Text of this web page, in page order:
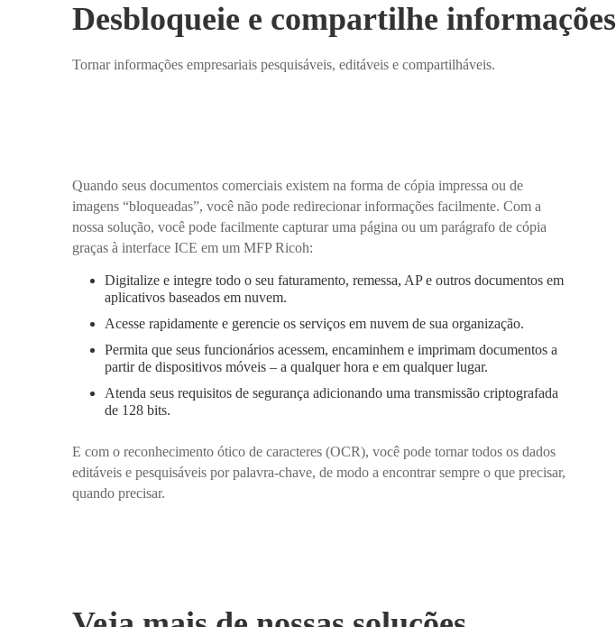
Desbloqueie e compartilhe informações
Tornar informações empresariais pesquisáveis, editáveis e compartilháveis.
Quando seus documentos comerciais existem na forma de cópia impressa ou de
imagens “bloqueadas”, você não pode redirecionar informações facilmente. Com a
nossa solução, você pode facilmente capturar uma página ou um parágrafo de cópia
graças à interface ICE em um MFP Ricoh:
Digitalize e integre todo o seu faturamento, remessa, AP e outros documentos em
aplicativos baseados em nuvem.
Acesse rapidamente e gerencie os serviços em nuvem de sua organização.
Permita que seus funcionários acessem, encaminhem e imprimam documentos a
partir de dispositivos móveis – a qualquer hora e em qualquer lugar.
Atenda seus requisitos de segurança adicionando uma transmissão criptografada
de 128 bits.
E com o reconhecimento ótico de caracteres (OCR), você pode tornar todos os dados
editáveis e pesquisáveis por palavra-chave, de modo a encontrar sempre o que precisar,
quando precisar.